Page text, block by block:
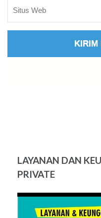
LAYANAN DAN
PRIVATE